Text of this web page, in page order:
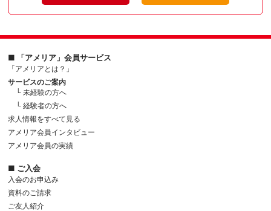
■ 「アメリア」会員サービス
「アメリアとは？」
サービスのご案内
└ 未経験の方へ
└ 経験者の方へ
求人情報をすべて見る
アメリア会員インタビュー
アメリア会員の実績
■ ご入会
入会のお申込み
資料のご請求
ご友人紹介